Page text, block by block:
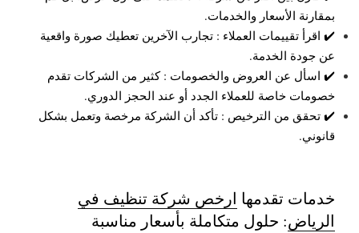
بمقارنة الأسعار والخدمات.
✔️ اقرأ تقييمات العملاء : تجارب الآخرين تعطيك صورة واقعية
عن جودة الخدمة.
✔️ اسأل عن العروض والخصومات :كثير من الشركات تقدم
خصومات خاصة للعملاء الجدد أو عند الحجز الدوري.
✔️ تحقق من الترخيص : تأكد أن الشركة مرخصة وتعمل بشكل
قانوني.
خدمات تقدمها ارخص شركة تنظيف في
الرياض: حلول متكاملة بأسعار مناسبة